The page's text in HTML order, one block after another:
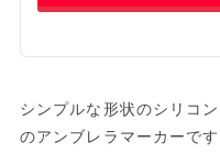
シンプルな形状のシリコ
のアンブレラマーカーで